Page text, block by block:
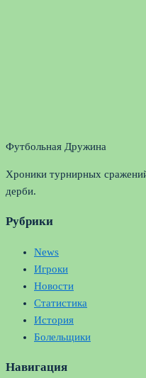
Футбольная Дружина
Хроники турнирных
дерби.
Рубрики
News
Игроки
Новости
Статистика
История
Болельщики
Навигация